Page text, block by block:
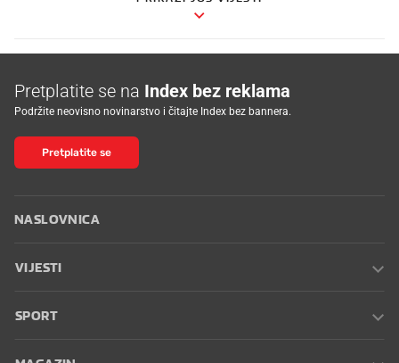
Pretplatite se na Index bez reklama
Podržite neovisno novinarstvo i čitajte Index bez bannera.
Pretplatite se
NASLOVNICA
VIJESTI
SPORT